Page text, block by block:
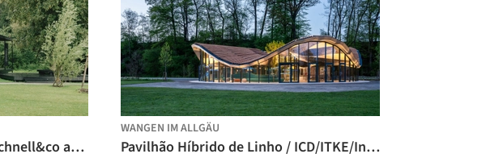
Pavilhão Aichermagazin / Schnell&co architektur + Atelier Sunder-Plassmann
WANGEN IM ALLGÄU
Pavilhão Híbrido de Linho / ICD/ITKE/IntCDC University of Stuttgart